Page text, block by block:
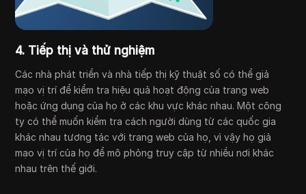
4. Tiếp thị và thử nghiệm
Các nhà phát triển và nhà tiếp thị kỹ thuật số có thể giả
mạo vị trí để kiểm tra hiệu quả hoạt động của trang web
hoặc ứng dụng của họ ở các khu vực khác nhau. Một công
ty có thể muốn kiểm tra cách người dùng từ các quốc gia
khác nhau tương tác với trang web của họ, vì vậy họ giả
mạo vị trí của họ để mô phỏng truy cập từ nhiều nơi khác
nhau trên thế giới.